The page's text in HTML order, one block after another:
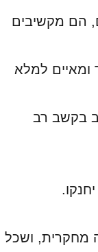
30 א.נשים נוספים, הם מקשיבים
למלא
בקשב רב
מחקרית, ושכל